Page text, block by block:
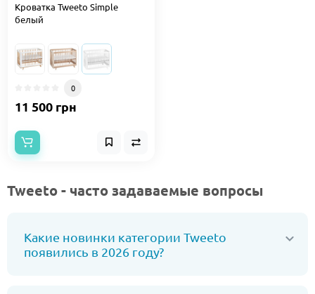
Кроватка Tweeto Simple
белый
0
11 500 грн
Tweeto - часто задаваемые вопросы
Какие новинки категории Tweeto
появились в 2026 году?